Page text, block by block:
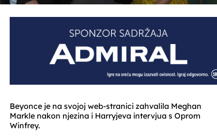
Beyonce je na svojoj web-stranici zahvalila Meghan
Markle nakon njezina i Harryjeva intervjua s Oprom
Winfrey.